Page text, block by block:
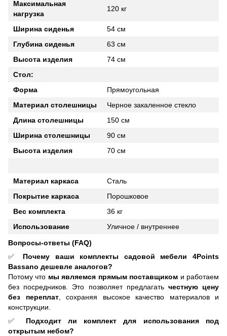
Максимальная
нагрузка
120 кг
Ширина сиденья
54 см
Глубина сиденья
63 см
Высота изделия
74 см
Стол:
Форма
Прямоугольная
Материал столешницы
Черное закаленное стекло
Длина столешницы
150 см
Ширина столешницы
90 см
Высота изделия
70 см
Материал каркаса
Сталь
Покрытие каркаса
Порошковое
Вес комплекта
36 кг
Использование
Уличное / внутреннее
Вопросы-ответы (FAQ)
✅ Почему ваши комплекты садовой мебели 4Points
Bassano дешевле аналогов?
Потому что мы являемся прямым поставщиком и работаем
без посредников. Это позволяет предлагать честную цену
без переплат, сохраняя высокое качество материалов и
конструкции.
✅ Подходит ли комплект для использования под
открытым небом?